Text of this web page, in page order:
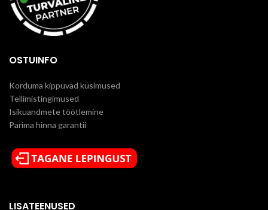
OSTUINFO
Korduma kippuvad küsimused
Tellimistingimused
Isikuandmete töötlemine
Parima hinna garantii
LISATEENUSED